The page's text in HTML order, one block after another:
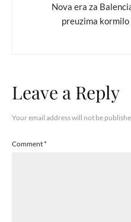
Nova era za
preuzima
Leave a Reply
Your email address will not be
Comment*